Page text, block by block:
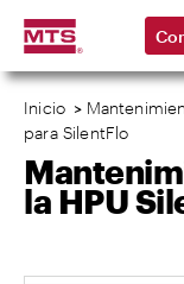
Inicio >
para SilentFlo
la HPU